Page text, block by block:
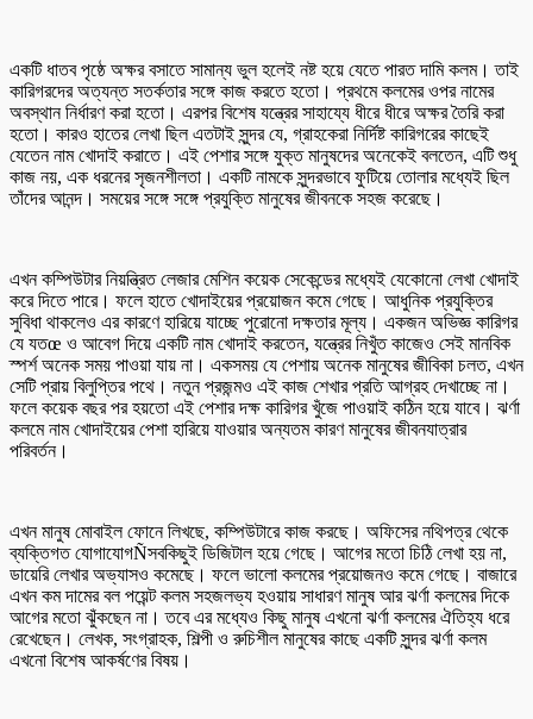
একটি ধাতব পৃষ্ঠে অক্ষর বসাতে সামান্য ভুল হলেই নষ্ট হয়ে যেতে পারত দামি কলম। তাই
কারিগরদের অত্যন্ত সতর্কতার সঙ্গে কাজ করতে হতো। প্রথমে কলমের ওপর নামের
অবস্থান নির্ধারণ করা হতো। এরপর বিশেষ যন্ত্রের সাহায্যে ধীরে ধীরে অক্ষর তৈরি করা
হতো। কারও হাতের লেখা ছিল এতটাই সুন্দর যে, গ্রাহকেরা নির্দিষ্ট কারিগরের কাছেই
যেতেন নাম খোদাই করাতে। এই পেশার সঙ্গে যুক্ত মানুষদের অনেকেই বলতেন, এটি শুধু
কাজ নয়, এক ধরনের সৃজনশীলতা। একটি নামকে সুন্দরভাবে ফুটিয়ে তোলার মধ্যেই ছিল
তাঁদের আনন্দ। সময়ের সঙ্গে সঙ্গে প্রযুক্তি মানুষের জীবনকে সহজ করেছে।
এখন কম্পিউটার নিয়ন্ত্রিত লেজার মেশিন কয়েক সেকেন্ডের মধ্যেই যেকোনো লেখা খোদাই
করে দিতে পারে। ফলে হাতে খোদাইয়ের প্রয়োজন কমে গেছে। আধুনিক প্রযুক্তির
সুবিধা থাকলেও এর কারণে হারিয়ে যাচ্ছে পুরোনো দক্ষতার মূল্য। একজন অভিজ্ঞ কারিগর
যে যতœ ও আবেগ দিয়ে একটি নাম খোদাই করতেন, যন্ত্রের নিখুঁত কাজেও সেই মানবিক
স্পর্শ অনেক সময় পাওয়া যায় না। একসময় যে পেশায় অনেক মানুষের জীবিকা চলত, এখন
সেটি প্রায় বিলুপ্তির পথে। নতুন প্রজন্মও এই কাজ শেখার প্রতি আগ্রহ দেখাচ্ছে না।
ফলে কয়েক বছর পর হয়তো এই পেশার দক্ষ কারিগর খুঁজে পাওয়াই কঠিন হয়ে যাবে। ঝর্ণা
কলমে নাম খোদাইয়ের পেশা হারিয়ে যাওয়ার অন্যতম কারণ মানুষের জীবনযাত্রার
পরিবর্তন।
এখন মানুষ মোবাইল ফোনে লিখছে, কম্পিউটারে কাজ করছে। অফিসের নথিপত্র থেকে
ব্যক্তিগত যোগাযোগÑসবকিছুই ডিজিটাল হয়ে গেছে। আগের মতো চিঠি লেখা হয় না,
ডায়েরি লেখার অভ্যাসও কমেছে। ফলে ভালো কলমের প্রয়োজনও কমে গেছে। বাজারে
এখন কম দামের বল পয়েন্ট কলম সহজলভ্য হওয়ায় সাধারণ মানুষ আর ঝর্ণা কলমের দিকে
আগের মতো ঝুঁকছেন না। তবে এর মধ্যেও কিছু মানুষ এখনো ঝর্ণা কলমের ঐতিহ্য ধরে
রেখেছেন। লেখক, সংগ্রাহক, শিল্পী ও রুচিশীল মানুষের কাছে একটি সুন্দর ঝর্ণা কলম
এখনো বিশেষ আকর্ষণের বিষয়।